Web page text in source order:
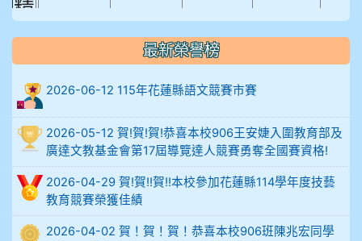
熟
程
度
比
例
18.65%29.19%
906陳兆宏 5A10+ 作文5
912余 嘉 5A10+
最新榮譽榜
2026-06-12 115年花蓮縣語文競賽市賽
2026-05-12 賀!賀!賀!恭喜本校906王安婕入圍教育部及
廣達文教基金會第17屆導覽達人競賽勇奪全國賽資格!
2026-04-29 賀!賀!!賀!!本校參加花蓮縣114學年度技藝
教育競賽榮獲佳績
2026-04-02 賀！賀！賀！恭喜本校906班陳兆宏同學